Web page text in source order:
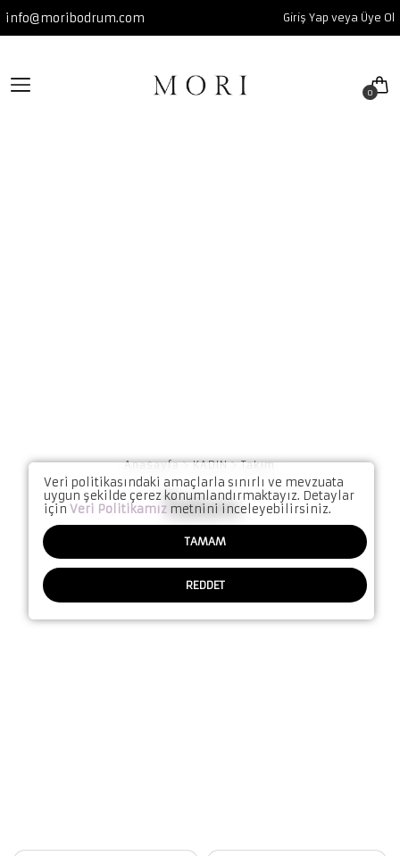
info@moribodrum.com Giriş Yap veya Üye Ol
0
YENİLER
SUMMER GLOW 26'
Anasayfa KADIN Takım
Takım
Veri politikasındaki amaçlarla sınırlı ve mevzuata
uygun şekilde çerez konumlandırmaktayız. Detaylar
için Veri Politikamızmetnini inceleyebilirsiniz.
TAMAM
REDDET